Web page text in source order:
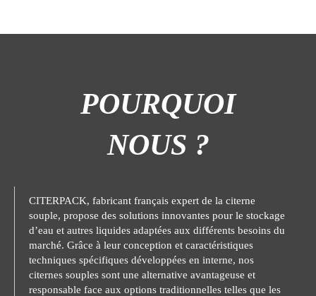
POURQUOI
NOUS ?
CITERPACK, fabricant français expert de la citerne
souple, propose des solutions innovantes pour le stockage
d’eau et autres liquides adaptées aux différents besoins du
marché. Grâce à leur conception et caractéristiques
techniques spécifiques développées en interne, nos
citernes souples sont une alternative avantageuse et
responsable face aux options traditionnelles telles que les